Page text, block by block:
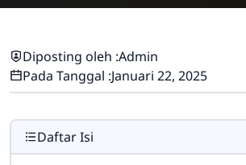
Diposting oleh :Admin
Pada Tanggal :Januari 22, 2025
Daftar Isi